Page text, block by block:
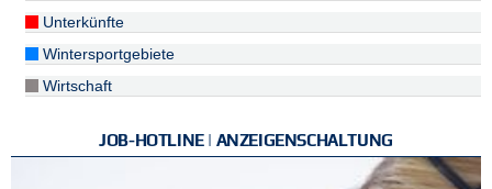
Unterkünfte
Wintersportgebiete
Wirtschaft
JOB-HOTLINE | ANZEIGENSCHALTUNG